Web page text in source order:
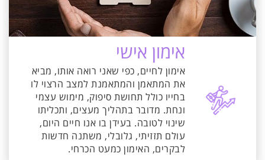
אימון אישי
אימון לחיים, כפי שאני רואה אותו, מביא
את המתאמן והמתאמנת למצב הרצוי לו
בחייו כולל תחושת סיפוק, מימוש עצמי
ונחת. מדובר בתהליך מעצים, ותכליתו
שינוי לטובה. בעידן בו אנו חיים היום,
עולם תזזיתי, גלובלי, משתנה חדשות
לבקרים, האימון כמעט הכרחי.